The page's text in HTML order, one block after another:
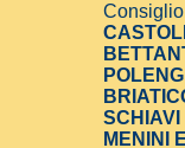
MENINI